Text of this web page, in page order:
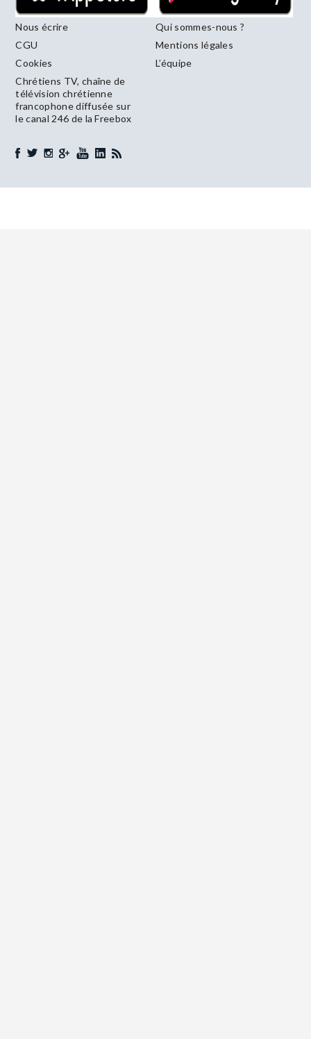
Nous écrire
Qui sommes-nous ?
CGU
Mentions légales
Cookies
L’équipe
Chrétiens TV, chaîne de
télévision chrétienne
francophone diffusée sur
le canal 246 de la Freebox